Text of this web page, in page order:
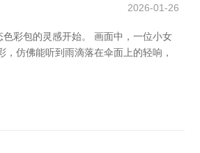
2026-01-26
彩包的灵感开始。 画面中，一位小女
仿佛能听到雨滴落在伞面上的轻响，